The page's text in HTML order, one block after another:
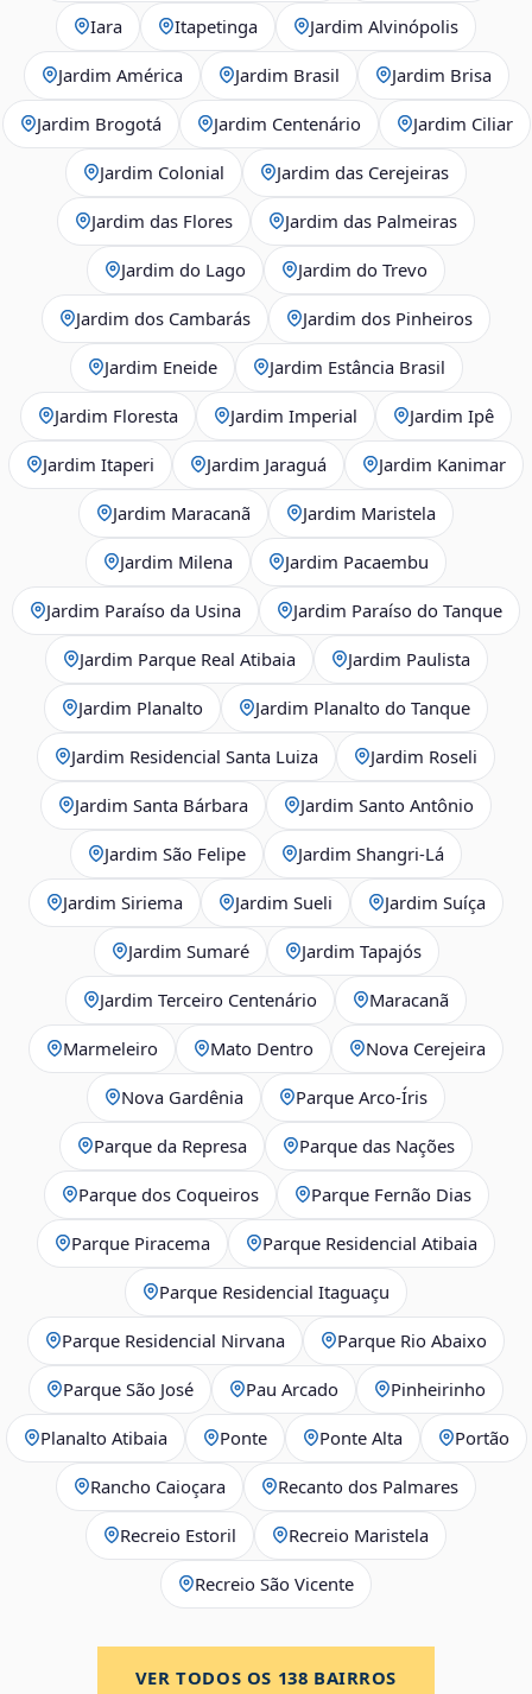
Iara Itapetinga Jardim Alvinópolis
Jardim América Jardim Brasil Jardim Brisa
Jardim Brogotá Jardim Centenário Jardim Ciliar
Jardim Colonial Jardim das Cerejeiras
Jardim das Flores Jardim das Palmeiras
Jardim do Lago Jardim do Trevo
Jardim dos Cambarás Jardim dos Pinheiros
Jardim Eneide Jardim Estância Brasil
Jardim Floresta Jardim Imperial Jardim Ipê
Jardim Itaperi Jardim Jaraguá Jardim Kanimar
Jardim Maracanã Jardim Maristela
Jardim Milena Jardim Pacaembu
Jardim Paraíso da Usina Jardim Paraíso do Tanque
Jardim Parque Real Atibaia Jardim Paulista
Jardim Planalto Jardim Planalto do Tanque
Jardim Residencial Santa Luiza Jardim Roseli
Jardim Santa Bárbara Jardim Santo Antônio
Jardim São Felipe Jardim Shangri-Lá
Jardim Siriema Jardim Sueli Jardim Suíça
Jardim Sumaré Jardim Tapajós
Jardim Terceiro Centenário Maracanã
Marmeleiro Mato Dentro Nova Cerejeira
Nova Gardênia Parque Arco-Íris
Parque da Represa Parque das Nações
Parque dos Coqueiros Parque Fernão Dias
Parque Piracema Parque Residencial Atibaia
Parque Residencial Itaguaçu
Parque Residencial Nirvana Parque Rio Abaixo
Parque São José Pau Arcado Pinheirinho
Planalto Atibaia Ponte Ponte Alta Portão
Rancho Caioçara Recanto dos Palmares
Recreio Estoril Recreio Maristela
Recreio São Vicente
VER TODOS OS 138 BAIRROS